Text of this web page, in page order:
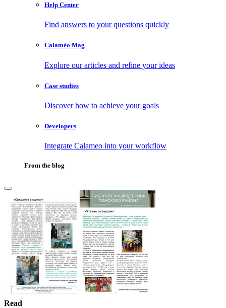
Help Center
Find answers to your questions quickly
Calaméo Mag
Explore our articles and refine your ideas
Case studies
Discover how to achieve your goals
Developers
Integrate Calameo into your workflow
From the blog
Read